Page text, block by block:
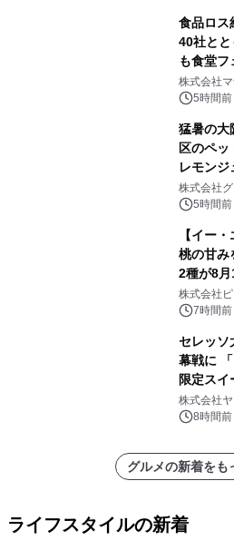
食品ロ
40社と
も食堂
月5日(土
株式会社
5時間前
猛暑の大
区のペ
レモンジ
株式会社
5時間前
【イー
桃の甘み
2種が8月
株式会社
7時間前
セレッソ
幕戦に
限定スイ
ッズが当
株式会社
8時間前
グルメの新着をも
ライフスタイルの新着